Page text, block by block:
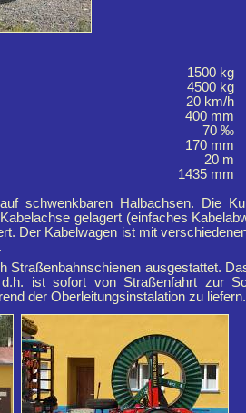
1500 kg
4500 kg
20 km/h
400 mm
70 ‰
170 mm
20 m
1435 mm
schwenkbaren Halbachsen. Die
gelagert (einfaches
Der Kabelwagen ist mit
Straßenbahnschienen ausgestattet.
ist sofort von Straßenfahrt zur
der Oberleitungsinstalation zu liefern.